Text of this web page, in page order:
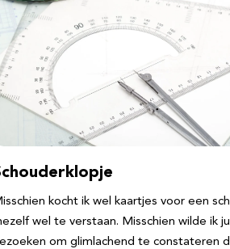
kocht ik wel kaartjes voor een
wel te verstaan. Misschien wilde ik
om glimlachend te constateren